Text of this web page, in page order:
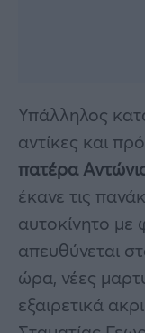
Υπάλληλος
αντίκες και
πατέρα
έκανε τις
αυτοκίνητο με
απευθύνεται
ώρα, νέες
εξαιρετικά